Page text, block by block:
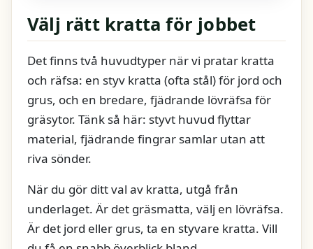
Välj rätt kratta för jobbet
Det finns två huvudtyper när vi pratar kratta
och räfsa: en styv kratta (ofta stål) för jord och
grus, och en bredare, fjädrande lövräfsa för
gräsytor. Tänk så här: styvt huvud flyttar
material, fjädrande fingrar samlar utan att
riva sönder.
När du gör ditt val av kratta, utgå från
underlaget. Är det gräsmatta, välj en lövräfsa.
Är det jord eller grus, ta en styvare kratta. Vill